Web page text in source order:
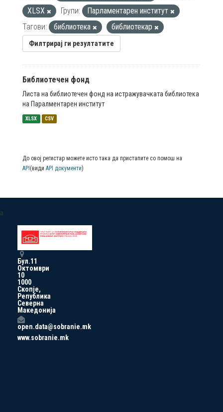
XLSX
Групи:
Парламентарен институт
Тагови:
библиотека библиотекар
Филтрирај ги резултатите
Библиотечен фонд
Листа на библиотечен фонд на истражувачката библиотека
на Паралментарен институт
XLSX CSV
До овој регистар можете исто така да пристапите со помош на
API (види API документи)
a
Бул.11
Октомври
10
1000
Скопје,
Република
Северна
Македонија
open.data@sobranie.mk
www.sobranie.mk